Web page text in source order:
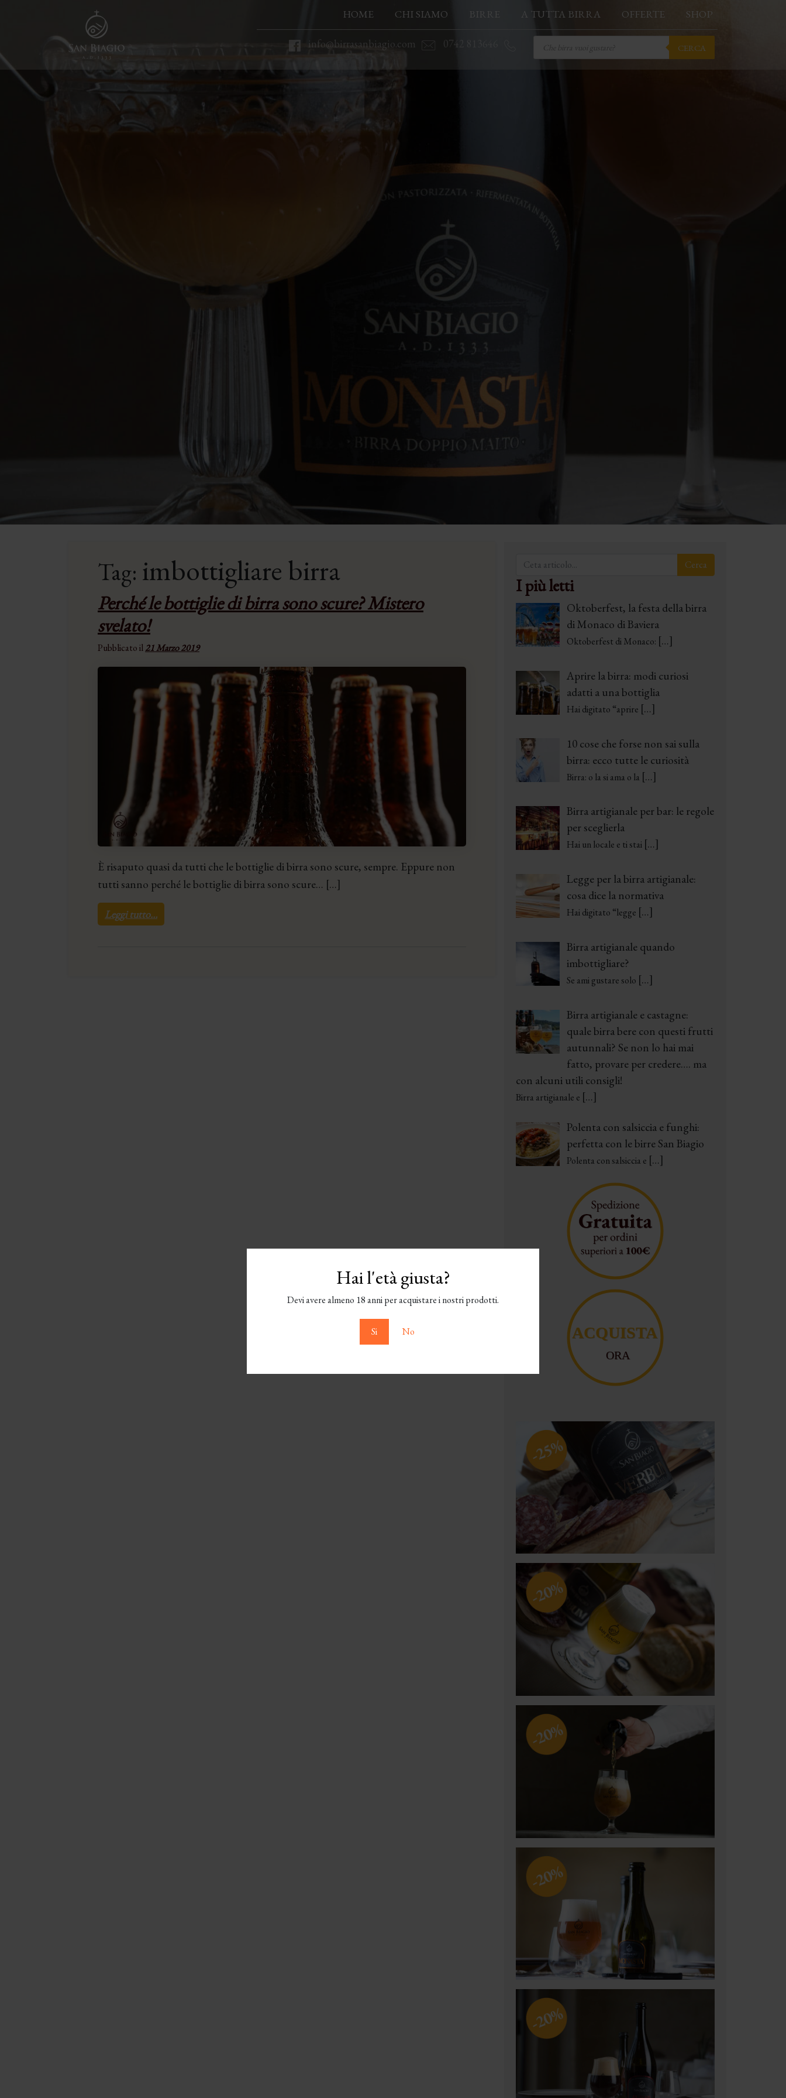
Hai l'età giusta?
Devi avere almeno 18 anni per acquistare i nostri prodotti.
Si No
HOME CHI SIAMO BIRRE A TUTTA BIRRA OFFERTE SHOP
info@birrasanbiagio.com 0742 813646 search CERCA
Tag: imbottigliare birra
Perché le bottiglie di birra sono scure? Mistero
svelato!
Pubblicato il21 Marzo 2019
È risaputo quasi da tutti che le bottiglie di birra sono scure, sempre. Eppure non
tutti sanno perché le bottiglie di birra sono scure… […]
Leggi tutto…
I più letti
Oktoberfest, la festa della birra
di Monaco di Baviera
Oktoberfest di Monaco: […]
Aprire la birra: modi curiosi
adatti a una bottiglia
Hai digitato “aprire […]
10 cose che forse non sai sulla
birra: ecco tutte le curiosità
Birra: o la si ama o la […]
Birra artigianale per bar: le regole
per sceglierla
Hai un locale e ti stai […]
Legge per la birra artigianale:
cosa dice la normativa
Hai digitato “legge […]
Birra artigianale quando
imbottigliare?
Se ami gustare solo […]
Birra artigianale e castagne:
quale birra bere con questi frutti
autunnali? Se non lo hai mai
fatto, provare per credere…. ma
con alcuni utili consigli!
Birra artigianale e […]
Polenta con salsiccia e funghi:
perfetta con le birre San Biagio
Polenta con salsiccia e […]